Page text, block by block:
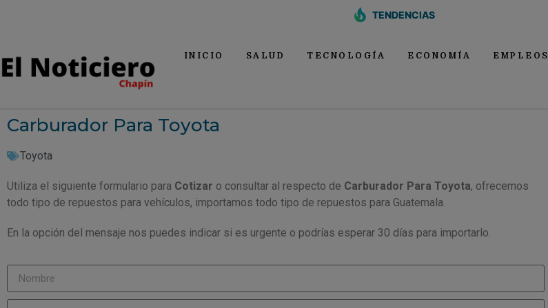
TENDENCIAS
INICIO SALUD TECNOLOGÍA ECONOMÍA EMPLEOS
Carburador Para Toyota
Toyota
Utiliza el siguiente formulario para Cotizar o consultar al respecto de Carburador Para Toyota, ofrecemos
todo tipo de repuestos para vehículos, importamos todo tipo de repuestos para Guatemala.
En la opción del mensaje nos puedes indicar si es urgente o podrías esperar 30 días para importarlo.